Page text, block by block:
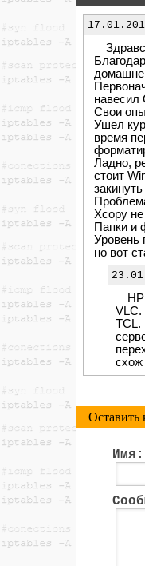
навесил
Свои
Ушел
время
Ладно,
стоит
Xcopy
Папки и
Уровень
но вот
VLC.
TCL.
схож
Оставить
Имя: